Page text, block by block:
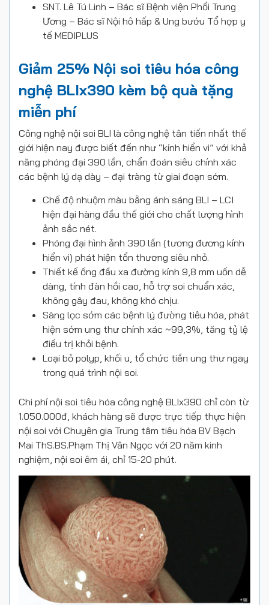
SNT. Lê Tú Linh – Bác sĩ Bệnh viện Phổi Trung
Ương – Bác sĩ Nội hô hấp & Ung bướu Tổ hợp y
tế MEDIPLUS
Giảm 25% Nội soi tiêu hóa công
nghệ BLIx390 kèm bộ quà tặng
miễn phí
Công nghệ nội soi BLI là công nghệ tân tiến nhất thế
giới hiện nay được biết đến như “kính hiển vi” với khả
năng phóng đại 390 lần, chẩn đoán siêu chính xác
các bệnh lý dạ dày – đại tràng từ giai đoạn sớm.
Chế độ nhuộm màu bằng ánh sáng BLI – LCI
hiện đại hàng đầu thế giới cho chất lượng hình
ảnh sắc nét.
Phóng đại hình ảnh 390 lần (tương đương kính
hiển vi) phát hiện tổn thương siêu nhỏ.
Thiết kế ống đầu xa đường kính 9,8 mm uốn dễ
dàng, tính đàn hồi cao, hỗ trợ soi chuẩn xác,
không gây đau, không khó chịu.
Sàng lọc sớm các bệnh lý đường tiêu hóa, phát
hiện sớm ung thư chính xác ~99,3%, tăng tỷ lệ
điều trị khỏi bệnh.
Loại bỏ polyp, khối u, tổ chức tiền ung thư ngay
trong quá trình nội soi.
Chi phí nội soi tiêu hóa công nghệ BLIx390 chỉ còn từ
1.050.000đ, khách hàng sẽ được trực tiếp thực hiện
nội soi với Chuyên gia Trung tâm tiêu hóa BV Bạch
Mai ThS.BS.Phạm Thị Vân Ngọc với 20 năm kinh
nghiệm, nội soi êm ái, chỉ 15-20 phút.